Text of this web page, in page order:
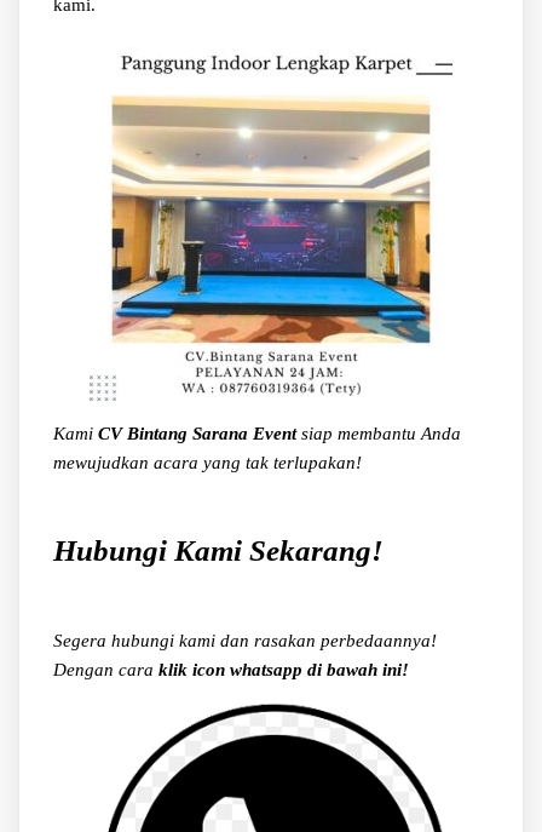
kami.
Kami CV Bintang Sarana Eventsiap membantu Anda
mewujudkan acara yang tak terlupakan!
Hubungi Kami Sekarang!
Segera hubungi kami dan rasakan perbedaannya!
Dengan cara klik icon whatsapp di bawah ini!